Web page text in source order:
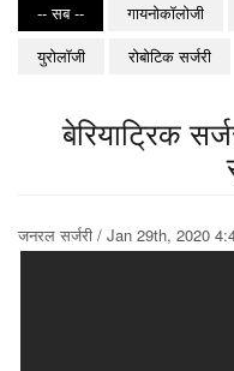
-- सब -- गायनोकॉलोजी
युरोलॉजी
रोबोटिक सर्जरी
बेरियाट्रिक
जनरल सर्जरी / Jan 29th, 2020